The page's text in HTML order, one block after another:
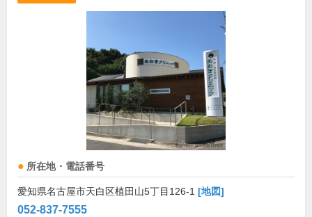
所在地・電話番号
愛知県名古屋市天白区植田山5丁目126-1 [地図]
052-837-7555